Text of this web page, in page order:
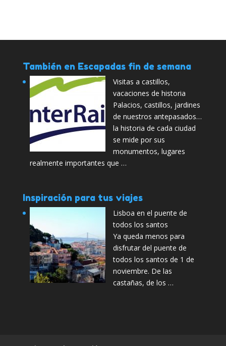
También en Escapadas fin de semana
Visitas a castillos,
vacaciones de historia
Palacios, castillos, jardines
de nuestros antepasados…
la historia de cada ciudad
se mide por sus
monumentos, lugares
realmente importantes que …
Inspiración para tus viajes
Lisboa en el puente de
todos los santos
Ya queda menos para
disfrutar del puente de
todos los santos de 1 de
noviembre. De las
castañas, de los …